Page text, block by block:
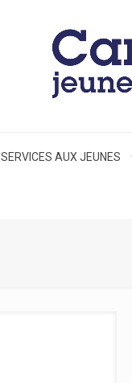
SERVICES AUX JEUNES